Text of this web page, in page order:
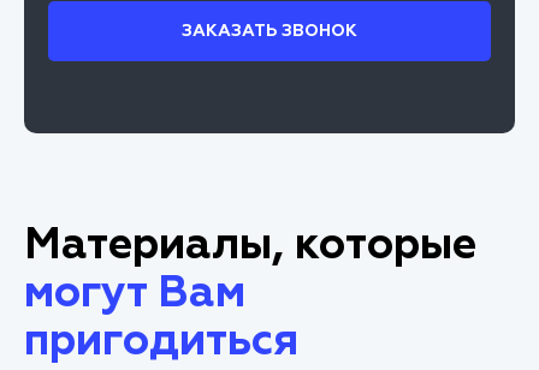
ЗАКАЗАТЬ ЗВОНОК
Материалы, которые
могут Вам
пригодиться